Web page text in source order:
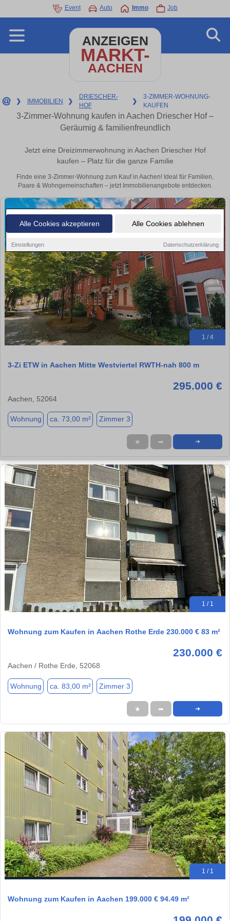
Alle Cookies akzeptieren Alle Cookies ablehnen
Einstellungen Datenschutzerklärung
Event Auto Immo Job
ANZEIGEN
MARKT-
AACHEN
❯ IMMOBILIEN ❯
DRIESCHER-
HOF
❯
3-ZIMMER-WOHNUNG-
KAUFEN
3-Zimmer-Wohnung kaufen in Aachen Driescher Hof –
Geräumig & familienfreundlich
Jetzt eine Dreizimmerwohnung in Aachen Driescher Hof
kaufen – Platz für die ganze Familie
Finde eine 3-Zimmer-Wohnung zum Kauf in Aachen! Ideal für Familien,
Paare & Wohngemeinschaften – jetzt Immobilienangebote entdecken.
1 / 4
3-Zi ETW in Aachen Mitte Westviertel RWTH-nah 800 m
295.000 €
Aachen, 52064
Wohnung ca. 73,00 m² Zimmer 3
★ ➦ ➜
1 / 1
Wohnung zum Kaufen in Aachen Rothe Erde 230.000 € 83 m²
230.000 €
Aachen / Rothe Erde, 52068
Wohnung ca. 83,00 m² Zimmer 3
★ ➦ ➜
1 / 1
Wohnung zum Kaufen in Aachen 199.000 € 94.49 m²